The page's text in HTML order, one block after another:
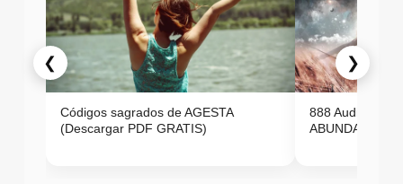
❮
Códigos sagrados de AGESTA
(Descargar PDF GRATIS)
888 Audio
ABUNDANCIA
❯